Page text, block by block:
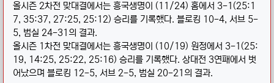
올시즌 2차전 맞대결에서는 흥국생명이 (11/24) 홈에서 3-1(25:1
7, 35:37, 27:25, 25:12) 승리를 기록했다. 블로킹 10-4, 서브 5-
5, 범실 24-31의 결과.
올시즌 1차전 맞대결에서는 흥국생명이 (10/19) 원정에서 3-1(25:
19, 14:25, 25:22, 25:16) 승리를 기록했다. 상대전 3연패에서 벗
어났으며 블로킹 12-5, 서브 2-5, 범실 20-21의 결과.